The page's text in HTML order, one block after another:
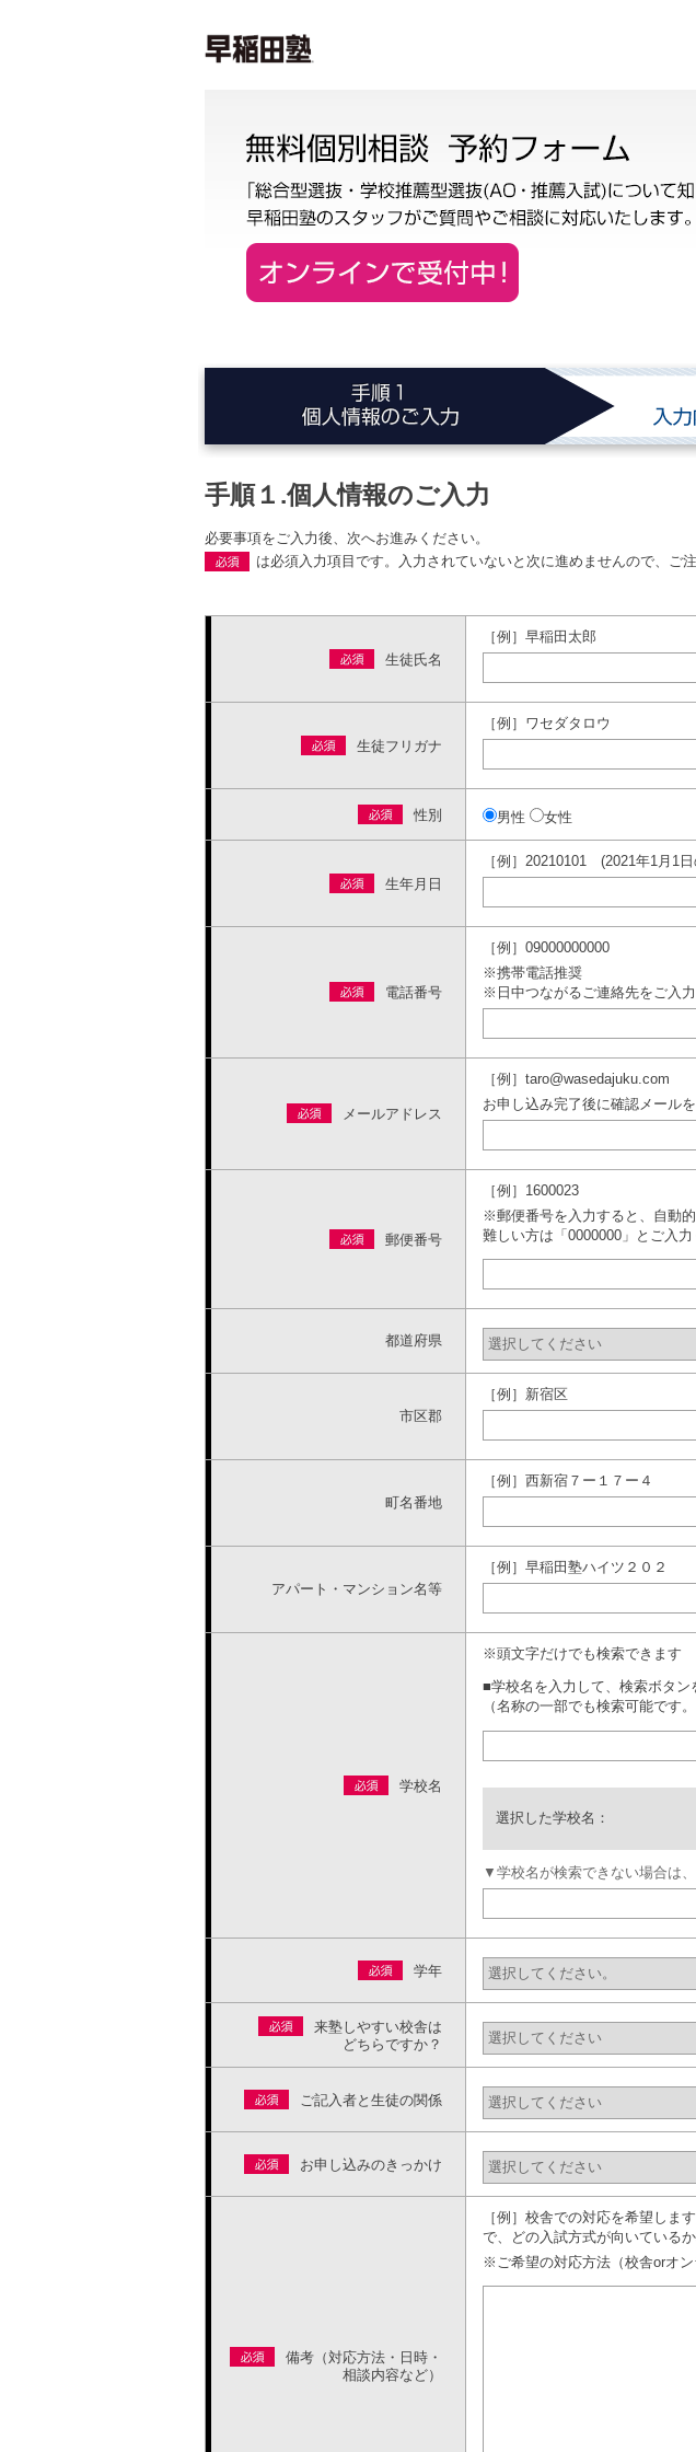
手順１.個人情報のご入力
必要事項をご入力後、次へお進みください。
は必須入力項目です。入力されていないと次に進めませんので、ご注
生徒氏名
［例］早稲田太郎
生徒フリガナ
［例］ワセダタロウ
性別 男性 女性
生年月日
［例］20210101 (2021年1月1
電話番号
［例］09000000000
※携帯電話推奨
※日中つながるご連絡先をご入力
メールアドレス
［例］taro@wasedajuku.com
お申し込み完了後に確認メール
郵便番号
［例］1600023
※郵便番号を入力すると、自動
難しい方は「0000000」とご入力
都道府県
市区郡
［例］新宿区
町名番地
［例］西新宿７ー１７ー４
アパート・マンション名等
［例］早稲田塾ハイツ２０２
学校名
※頭文字だけでも検索できます
■学校名を入力して、検索ボタン
（名称の一部でも検索可能です。
選択した学校名：
▼学校名が検索できない場合は
学年
来塾しやすい校舎は
どちらですか？
ご記入者と生徒の関係
お申し込みのきっかけ
備考（対応方法・日時・
相談内容など）
［例］校舎での対応を希望しま
で、どの入試方式が向いているか
※ご希望の対応方法（校舎orオン